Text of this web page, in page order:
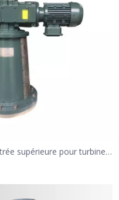
supérieure pour turbine à